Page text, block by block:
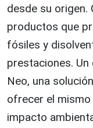
desde su origen.
productos que
fósiles y
prestaciones.
Neo, una
ofrecer el
impacto